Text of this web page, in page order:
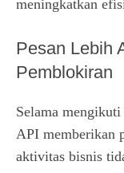
meningkatkan
Pesan Lebih
Pemblokiran
Selama
API memberikan
aktivitas bisnis